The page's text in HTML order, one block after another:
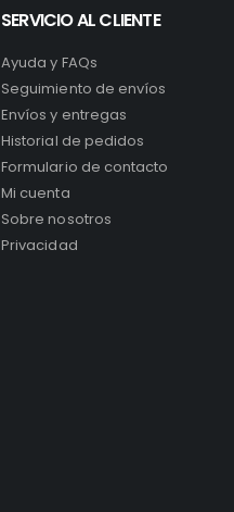
SERVICIO AL CLIENTE
Ayuda y FAQs
Seguimiento de envíos
Envíos y entregas
Historial de pedidos
Formulario de contacto
Mi cuenta
Sobre nosotros
Privacidad